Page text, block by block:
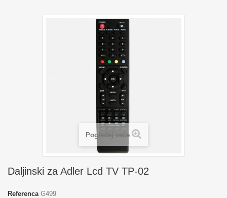
Pogledaj veće
Daljinski za Adler Lcd TV TP-02
Referenca G499